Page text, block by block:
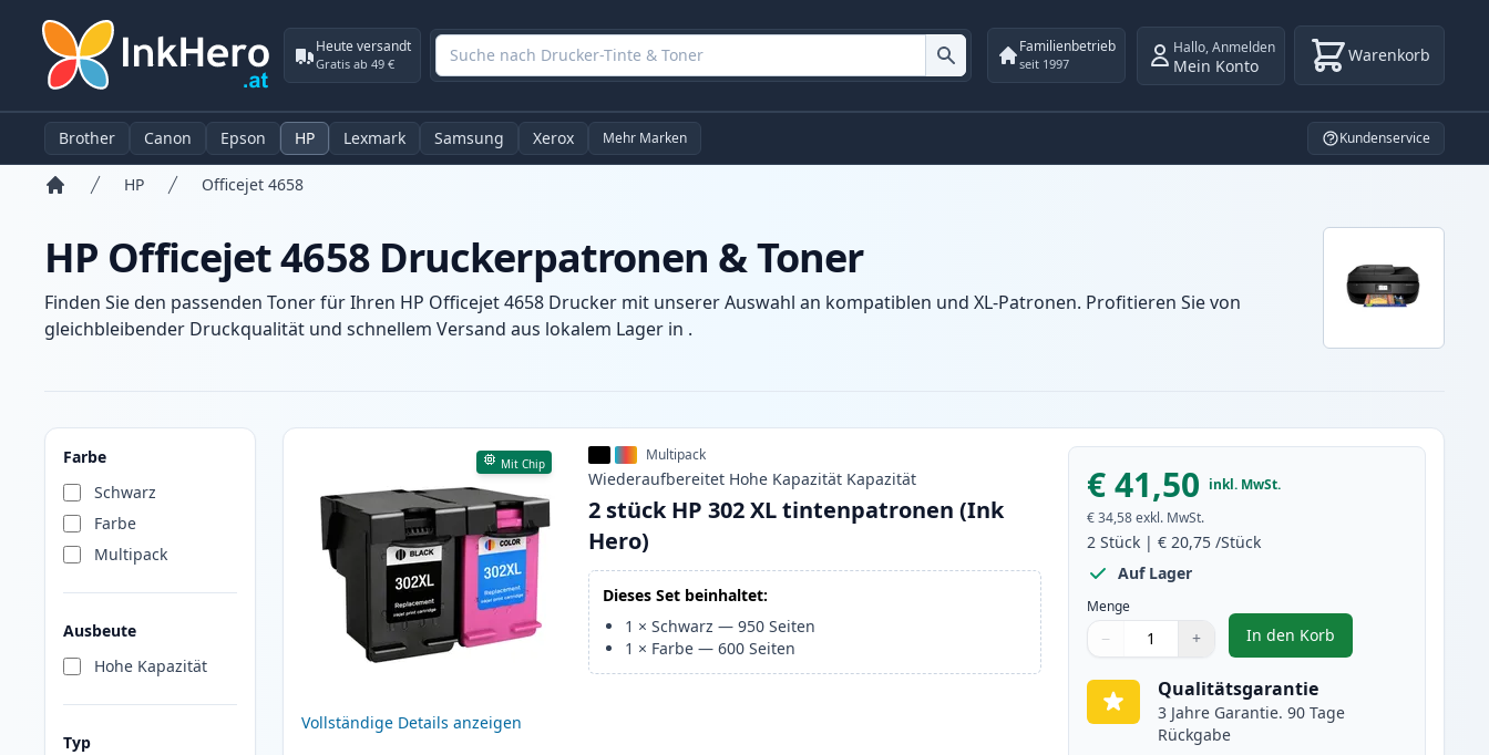
Heute versandt
Gratis ab 49 €
Familienbetrieb
seit 1997
Hallo,Anmelden
Mein Konto Warenkorb
Brother Canon Epson HP Lexmark Samsung Xerox Mehr Marken Kundenservice
HP Officejet 4658
HP Officejet 4658 Druckerpatronen & Toner
Finden Sie den passenden Toner für Ihren HP Officejet 4658 Drucker mit unserer Auswahl an kompatiblen und XL-Patronen. Profitieren Sie von
gleichbleibender Druckqualität und schnellem Versand aus lokalem Lager in .
Farbe
Schwarz
Farbe
Multipack
Ausbeute
Hohe Kapazität
Typ
Produkte
Mit Chip
Vollständige Details anzeigen
Multipack
Wiederaufbereitet Hohe Kapazität Kapazität
2 stück HP 302 XL tintenpatronen (Ink
Hero)
Dieses Set beinhaltet:
1 ×Schwarz —950 Seiten
1 × Farbe —600 Seiten
€ 41,50 inkl. MwSt.
€ 34,58 exkl. MwSt.
2 Stück |€ 20,75 /Stück
Auf Lager
Menge
Menge
Verwenden Sie die Tasten, um anzupassen
− +
Menge 1
In den Korb
, 2 stück HP 302 XL
Qualitätsgarantie
3 Jahre Garantie. 90 Tage
Rückgabe